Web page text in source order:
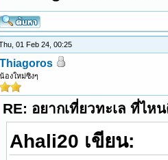
01 Feb 24, 00:25
Thiagoros
น้องใหม่ซิงๆ
RE: อยากเที่ยวทะเล ที่ไห
Ahali20 เขียน: